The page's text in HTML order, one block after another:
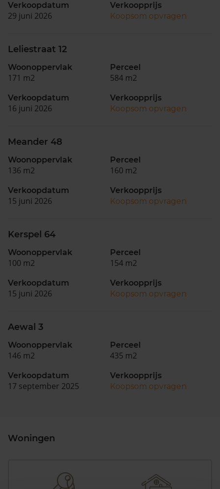
Verkoopdatum
29 juni 2026
Verkoopprijs
Koopsom opvragen
Leliestraat 12
Woonoppervlak
171 m2
Perceel
584 m2
Verkoopdatum
16 juni 2026
Verkoopprijs
Koopsom opvragen
Meander 48
Woonoppervlak
136 m2
Perceel
160 m2
Verkoopdatum
15 juni 2026
Verkoopprijs
Koopsom opvragen
Kerspel 64
Woonoppervlak
100 m2
Perceel
154 m2
Verkoopdatum
15 juni 2026
Verkoopprijs
Koopsom opvragen
Aewal 3
Woonoppervlak
146 m2
Perceel
435 m2
Verkoopdatum
17 september 2025
Verkoopprijs
Koopsom opvragen
Woningen